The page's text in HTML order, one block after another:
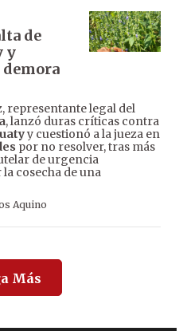
de
y
demora
representante legal del
, lanzó duras críticas contra
y cuestionó a la jueza en
por no resolver, tras más
de urgencia
cosecha de una
Aquino
Más